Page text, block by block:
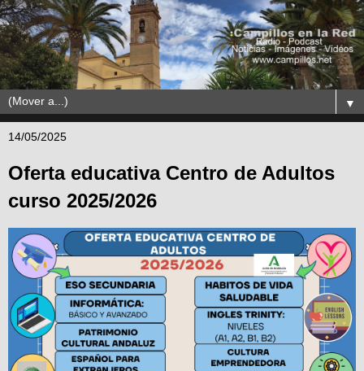
▼
14/05/2025
Oferta educativa Centro de Adultos
curso 2025/2026